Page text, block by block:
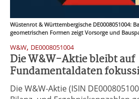
Wüstenrot & Württembergische DE0008051004:
geometrischen Formen zeigt Vorsorge und
W&W, DE0008051004
Die W&W-Aktie bleibt auf
Fundamentaldaten
Die W&W-Aktie (ISIN